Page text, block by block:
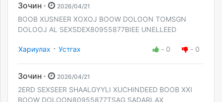
Зочин · 2026/04/21
BOOB XUSNEER XOXOJ BOOW DOLOON TOMSGN
DOLOOJ AL SEXSDEX80955877BIEE UNELLEED
Хариулах · Устгах - 0 - 0
Зочин · 2026/04/21
2ERD SEXSEER SHAALGYYLI XUCHINDEED BOOB XXI
BOOW DOLOON80955877TSAG SADARLAX